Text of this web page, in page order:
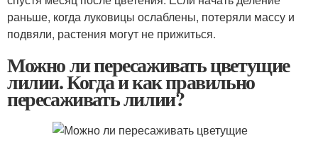
раньше, когда луковицы ослаблены, потеряли массу и
подвяли, растения могут не прижиться.
Можно ли пересаживать цветущие
лилии. Когда и как правильно
пересаживать лилии?